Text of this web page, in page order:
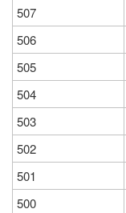
507
506
505
504
503
502
501
500